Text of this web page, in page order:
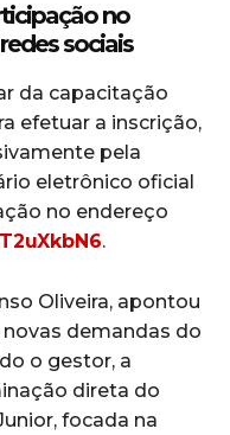
no
sociais
da capacitação
efetuar a inscrição,
pela
eletrônico oficial
no endereço
.
Oliveira, apontou
demandas do
o gestor, a
direta do
focada na